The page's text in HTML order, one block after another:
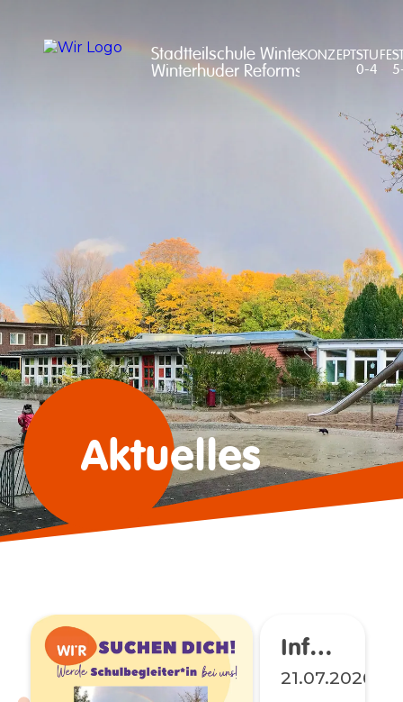
Stadtteilschule Winterhude
Winterhuder Reformschule
KONZEPTSTUFE
0-4
Aktuelles
Neuere
Einträge
Infos für die Oberstufenschüler*innen
21.07.2026